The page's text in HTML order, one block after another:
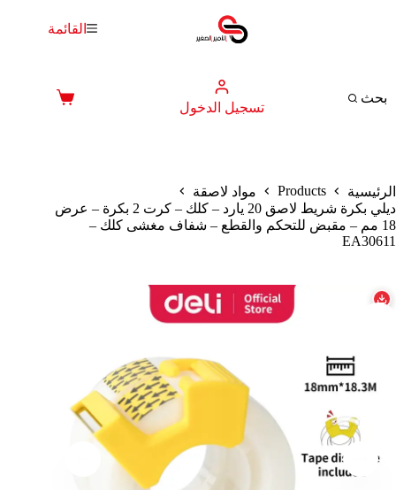
القائمة
بحث
تسجيل الدخول
عربة
الرئيسية Products
مواد لاصقة
ديلي بكرة شريط لاصق 20 يارد – كلك – كرت 2 بكرة – عرض
18 مم – مقبض للتحكم والقطع – شفاف مغشى كلك –
EA30611